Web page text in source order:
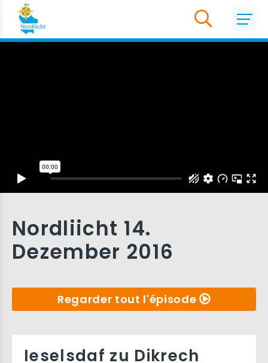
Nordliicht 14.
Dezember 2016
Regarder tout l'épisode
Ieselsdaf zu Dikrech